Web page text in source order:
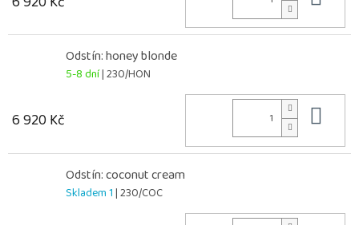
Odstín: honey blonde
5-8 dní| 230/HON
6 920 Kč
Odstín: coconut cream
Skladem 1| 230/COC